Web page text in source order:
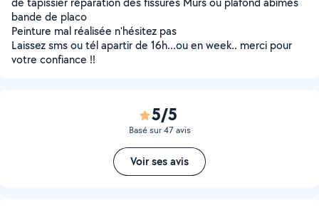
bande de placo
Peinture mal réalisée n'hésitez pas
Laissez sms ou tél apartir de 16h...ou en week.. merci pour
votre confiance !!
5/5
Basé sur 47 avis
Voir ses avis